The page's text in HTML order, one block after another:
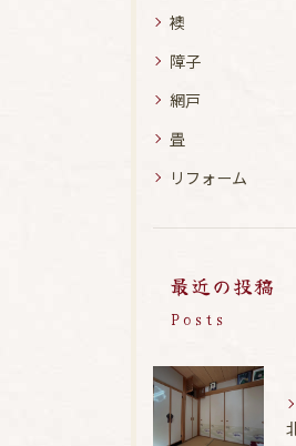
襖
障子
網戸
畳
リフォーム
最近の投稿
Posts